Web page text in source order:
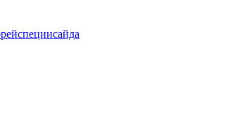
специисайда